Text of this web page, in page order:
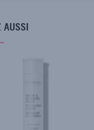
AUSSI